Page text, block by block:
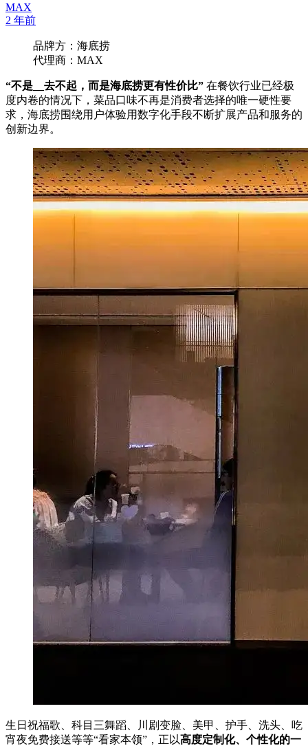
MAX
2 年前
品牌方：海底捞
代理商：MAX
“不是__去不起，而是海底捞更有性价比” 在餐饮行业已经极
度内卷的情况下，菜品口味不再是消费者选择的唯一硬性要
求，海底捞围绕用户体验用数字化手段不断扩展产品和服务的
创新边界。
生日祝福歌、科目三舞蹈、川剧变脸、美甲、护手、洗头、吃
宵夜免费接送等等“看家本领”，正以高度定制化、个性化的一